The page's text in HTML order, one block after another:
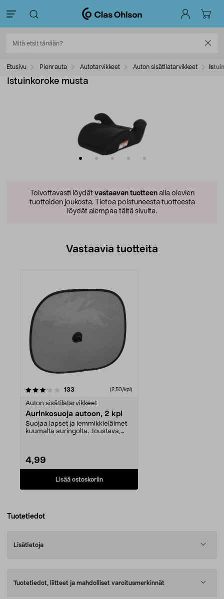
Etusivu Pienrauta Autotarvikkeet Auton sisätilatarvikkeet
Istuinkoroke musta
Toivottavasti löydät vastaavan tuotteenalla olevien
tuotteiden joukosta. Tietoa poistuneesta tuotteesta
löydät alempaa tältä sivulta.
Vastaavia tuotteita
133 (2,50/kpl)
Auton sisätilatarvikkeet
Aurinkosuoja autoon, 2 kpl
Suojaa lapset ja lemmikkieläimet
kuumalta auringolta. Joustava,
4,99
Lisää ostoskoriin
Tuotetiedot
Lisätietoja
Tuotetiedot, liitteet ja mahdolliset varoitusmerkinnät